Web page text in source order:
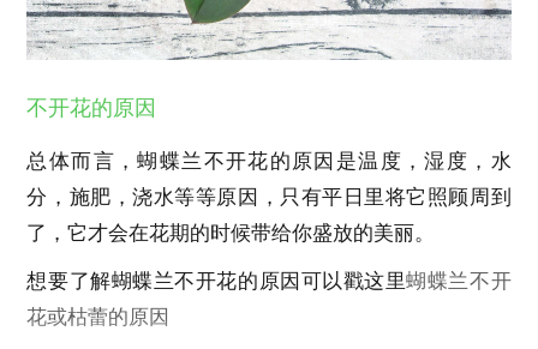
不开花的原因
总体而言，蝴蝶兰不开花的原因是温度，湿度，水
分，施肥，浇水等等原因，只有平日里将它照顾周到
了，它才会在花期的时候带给你盛放的美丽。
想要了解蝴蝶兰不开花的原因可以戳这里蝴蝶兰不开
花或枯蕾的原因